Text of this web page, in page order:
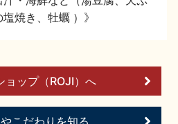
焼き、牡蠣 ）》
ョップ（ROJI）へ